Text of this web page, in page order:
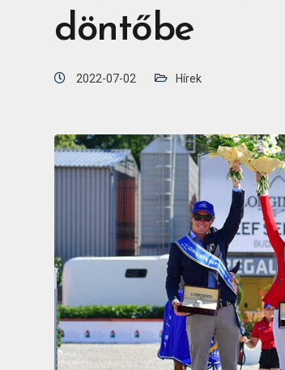
döntőbe
2022-07-02 Hírek